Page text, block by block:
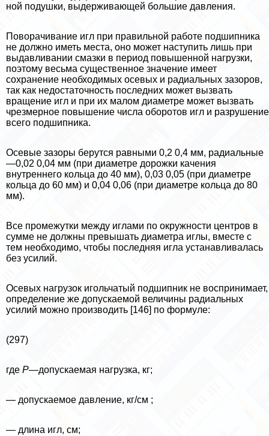
ной подушки, выдерживающей большие давления.
Поворачивание игл при правильной работе подшипника
не долж­но иметь места, оно может наступить лишь при
выдавливании смазки в период повышенной нагрузки,
поэтому весьма существенное значе­ние имеет
сохранение необходимых осевых и радиальных зазоров,
так как недостаточность последних может вызвать
вращение игл и при их малом диаметре может вызвать
чрезмерное повышение числа оборотов игл и разрушение
всего подшипника.
Осевые зазоры берутся равными 0,2 0,4 мм, радиальные
—0,02 0,04 мм (при диаметре дорожки качения
внутреннего кольца до 40 мм), 0,03 0,05 (при диаметре
кольца до 60 мм) и 0,04 0,06 (при диаметре кольца до 80
мм).
Все промежутки между иглами по окружности центров в
сумме не должны превышать диаметра иглы, вместе с
тем необходимо, чтобы последняя игла устанавливалась
без усилий.
Осевых нагрузок игольчатый подшипник не воспринимает,
определение же допускаемой величины радиальных
усилий можно производить [146] по формуле:
(297)
где Р—допускаемая нагрузка, кг;
— допускаемое давление, кг/см ;
— длина игл, см;